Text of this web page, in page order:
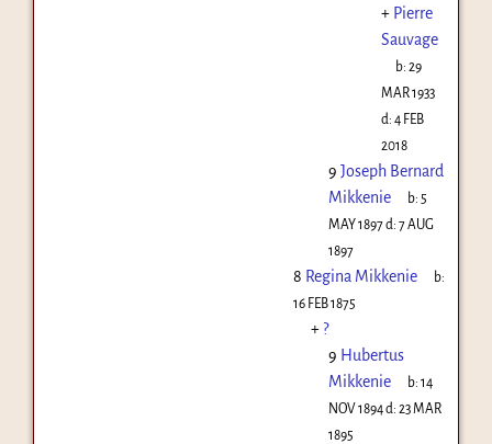
+ Pierre
Sauvage
b:29
MAR 1933
d: 4 FEB
2018
9 Joseph Bernard
Mikkenie
b: 5
MAY 1897d: 7 AUG
1897
8 Regina Mikkenie
b:
16 FEB 1875
+ ?
9 Hubertus
Mikkenie
b:14
NOV 1894d: 23 MAR
1895